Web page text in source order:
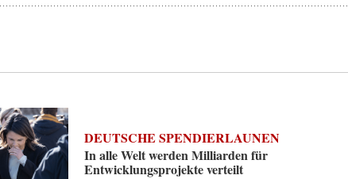
DEUTSCHE SPENDIERLAUNEN
In alle Welt werden Milliarden für
Entwicklungsprojekte verteilt